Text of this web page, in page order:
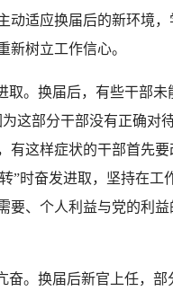
动适应换届后的新环境
新树立工作信心。
。换届后，有些干部未
这部分干部没有正确
这样症状的干部首先
”时奋发进取，坚持在
要、个人利益与党的利
。换届后新官上任，部